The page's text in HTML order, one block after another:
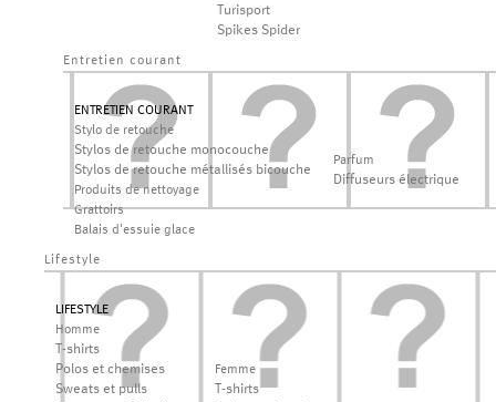
Turisport
Spikes Spider
Entretien courant
ENTRETIEN COURANT
Stylo de retouche
Stylos de retouche monocouche
Stylos de retouche métallisés bicouche
Produits de nettoyage
Grattoirs
Balais d'essuie glace
Parfum
Diffuseurs électrique
Lifestyle
LIFESTYLE
Homme
T-shirts
Polos et chemises
Sweats et pulls
Femme
T-shirts